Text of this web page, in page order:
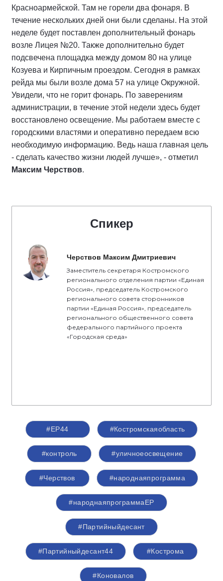
Красноармейской. Там не горели два фонаря. В
течение нескольких дней они были сделаны. На этой
неделе будет поставлен дополнительный фонарь
возле Лицея №20. Также дополнительно будет
подсвечена площадка между домом 80 на улице
Козуева и Кирпичным проездом. Сегодня в рамках
рейда мы были возле дома 57 на улице Окружной.
Увидели, что не горит фонарь. По заверениям
администрации, в течение этой недели здесь будет
восстановлено освещение. Мы работаем вместе с
городскими властями и оперативно передаем всю
необходимую информацию. Ведь наша главная цель
- сделать качество жизни людей лучше», - отметил
Максим Черствов.
Спикер
Черствов Максим Дмитриевич
Заместитель секретаря Костромского
регионального отделения партии «Единая
Россия», председатель Костромского
регионального совета сторонников
партии «Единая Россия», председатель
регионального общественного совета
федерального партийного проекта
«Городская среда»
#ЕР44 #Костромскаяобласть
#контроль #уличноеосвещение
#Черствов #народнаяпрограмма
#народнаяпрограммаЕР
#Партийныйдесант
#Партийныйдесант44 #Кострома
#Коновалов